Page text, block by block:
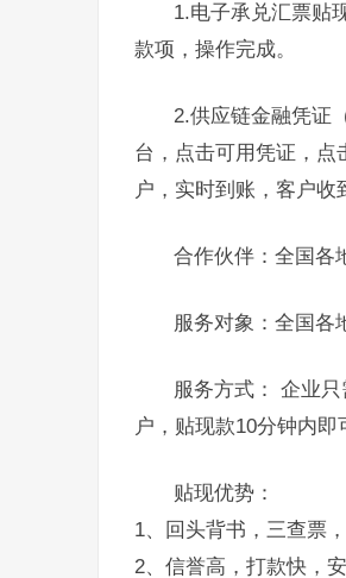
1.电子承兑汇票贴
款项，操作完成。
2.供应链金融凭证
台，点击可用凭证，点
户，实时到账，客户收
合作伙伴：全国各
服务对象：全国各
服务方式： 企业
户，贴现款10分钟内即
贴现优势：
1、回头背书，三查票
2、信誉高，打款快，